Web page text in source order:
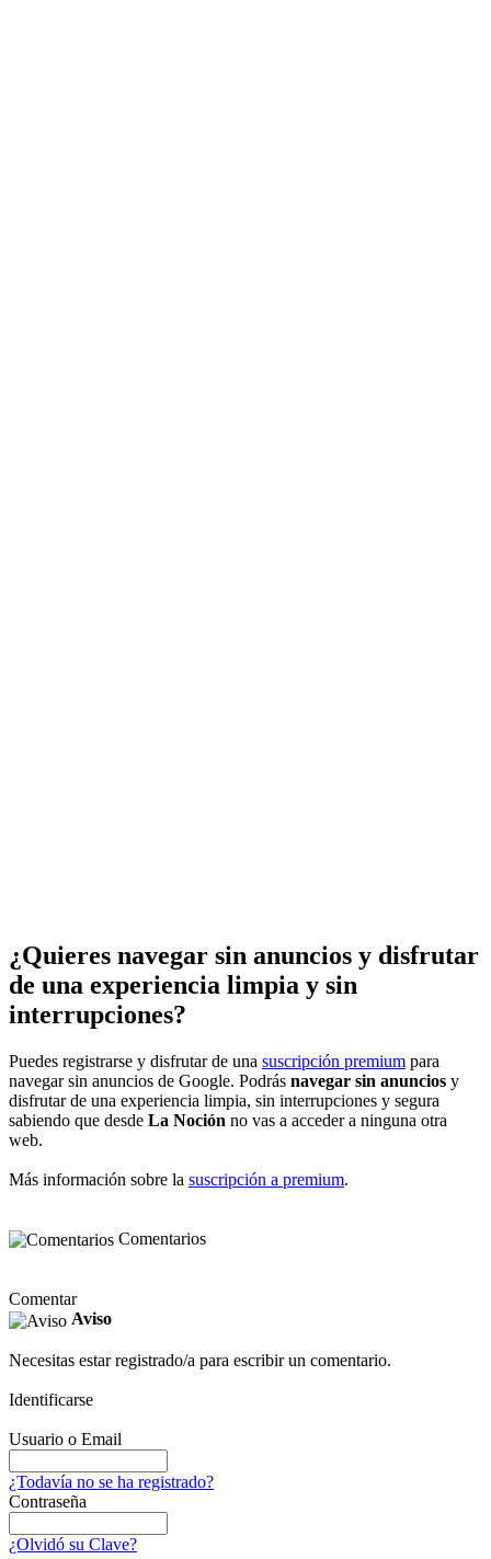
¿Quieres navegar sin anuncios y disfrutar
de una experiencia limpia y sin
interrupciones?
Puedes registrarse y disfrutar de una suscripción premium para
navegar sin anuncios de Google. Podrás navegar sin anuncios y
disfrutar de una experiencia limpia, sin interrupciones y segura
sabiendo que desde La Noción no vas a acceder a ninguna otra
web.
Más información sobre la suscripción a premium.
Comentarios
Comentar
Aviso
Necesitas estar registrado/a para escribir un comentario.
Identificarse
Usuario o Email
¿Todavía no se ha registrado?
Contraseña
¿Olvidó su Clave?